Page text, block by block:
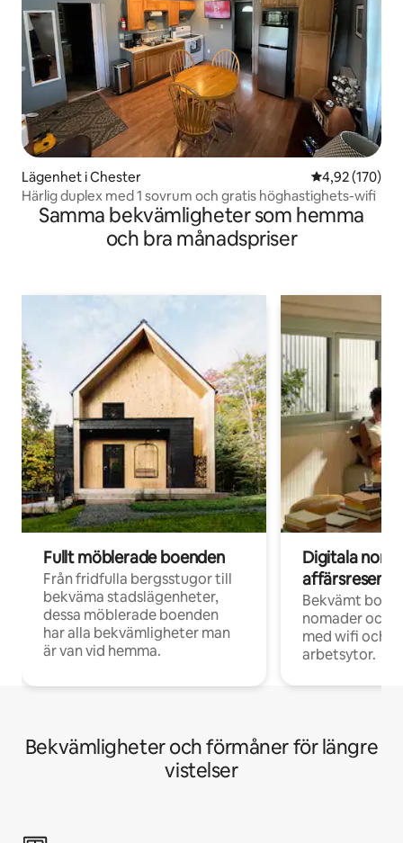
Lägenhet i Chester 4,92 av 5 i
4,92 (170)
Härlig duplex med 1 sovrum och gratis höghastighets-wifi
Samma bekvämligheter som hemma
och bra månadspriser
Fullt möblerade boenden
Från fridfulla bergsstugor till
bekväma stadslägenheter,
dessa möblerade boenden
har alla bekvämligheter man
är van vid hemma.
Digitala
Bekvämt
nomader och
med wifi och
arbetsytor.
Bekvämligheter och förmåner för längre
vistelser